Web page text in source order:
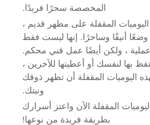
المخصصة سحرًا فريدًا.
المقفلة على مظهر قديم ،
أنيقًا وساحرًا. إنها ليست فقط
، ولكن أيضًا عمل فني محكم.
بها لنفسك أو أعطيتها للآخرين ،
اليوميات المقفلة أن تظهر ذوقك
ونيتك.
المقفلة الآن واعتز أسرارك
بطريقة فريدة من نوعها!